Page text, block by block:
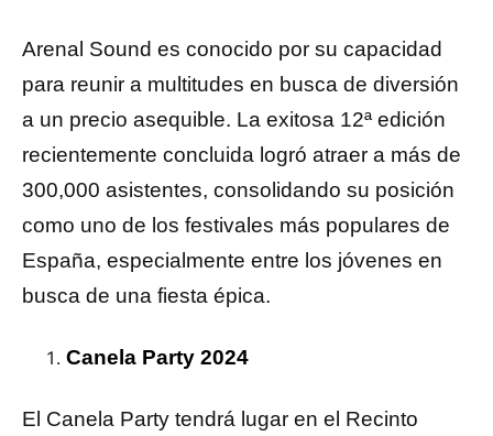
Arenal Sound es conocido por su capacidad
para reunir a multitudes en busca de diversión
a un precio asequible. La exitosa 12ª edición
recientemente concluida logró atraer a más de
300,000 asistentes, consolidando su posición
como uno de los festivales más populares de
España, especialmente entre los jóvenes en
busca de una fiesta épica.
Canela Party 2024
El Canela Party tendrá lugar en el Recinto